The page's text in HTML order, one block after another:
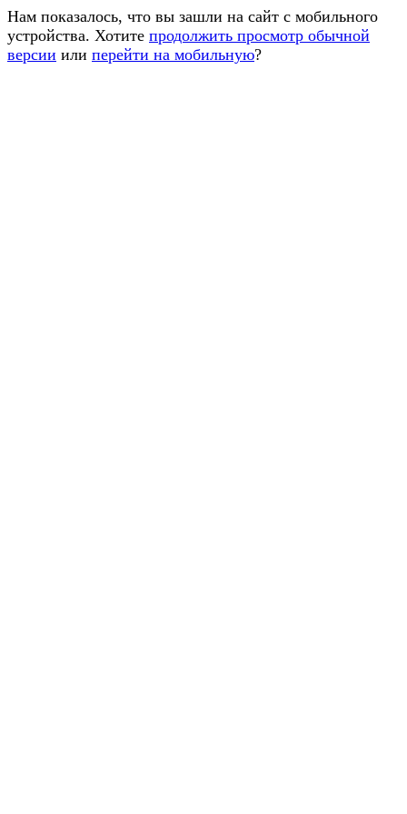
Нам показалось, что вы зашли на сайт с мобильного
устройства. Хотите продолжить просмотр обычной
версии или перейти на мобильную?